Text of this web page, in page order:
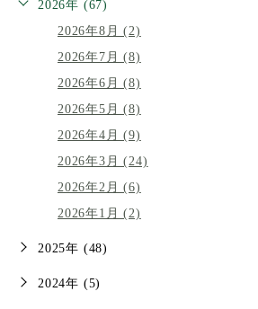
2026年 (67)
2026年8月 (2)
2026年7月 (8)
2026年6月 (8)
2026年5月 (8)
2026年4月 (9)
2026年3月 (24)
2026年2月 (6)
2026年1月 (2)
2025年 (48)
2024年 (5)